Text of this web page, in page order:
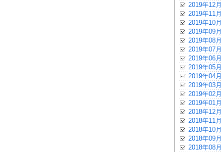
2019年12月
2019年11月
2019年10月
2019年09月
2019年08月
2019年07月
2019年06月
2019年05月
2019年04月
2019年03月
2019年02月
2019年01月
2018年12月
2018年11月
2018年10月
2018年09月
2018年08月